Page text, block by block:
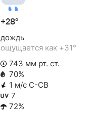
+28°
дождь
ощущается как +31°
743 мм рт. ст.
70%
1 м/с С-СВ
7
72%